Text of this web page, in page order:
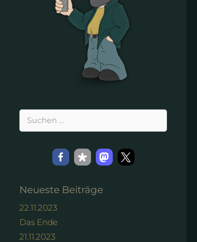
Suchen
Neueste Beiträge
22.11.2023
Das Ende
21.11.2023